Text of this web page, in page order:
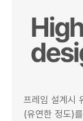
프레임 설계시
(유연한 정도)